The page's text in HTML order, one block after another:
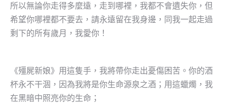
所以無論你走得多麼遠，走到哪裡，我都不會遺失你，但
希望你哪裡都不要去，請永遠留在我身邊，同我一起走過
剩下的所有歲月，我愛你！
《殭屍新娘》用這隻手，我將帶你走出憂傷困苦。你的酒
杯永不干涸，因為我將是你生命源泉之酒；用這蠟燭，我
在黑暗中照亮你的生命；